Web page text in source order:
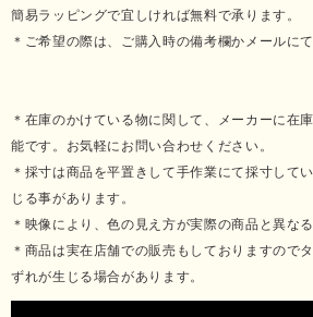
簡易ラッピングで宜しければ無料で承ります。
＊ご希望の際は、ご購入時の備考欄かメールに
＊在庫のかけている物に関して、メーカーに在
能です。お気軽にお問い合わせください。
＊採寸は商品を平置きして手作業にて採寸して
じる事があります。
＊映像により、色の見え方が実際の商品と異な
＊商品は実在店舗での販売もしておりますので
ずれが生じる場合があります。